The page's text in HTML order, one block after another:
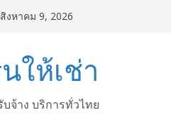
งหาคม 9, 2026
ให้เช่า
จ้าง บริการทั่วไทย